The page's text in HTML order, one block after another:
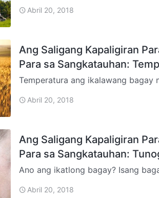
bagay,” ngun…
Abril 20, 2018
Ang Saligang Kapaligiran
Para sa Sangkatauhan:
Temperatura ang ikalawang bagay
isang…
Abril 20, 2018
Ang Saligang Kapaligiran
Para sa Sangkatauhan:
Ano ang ikatlong bagay? Isang
kinailangang gumaw…
Abril 20, 2018